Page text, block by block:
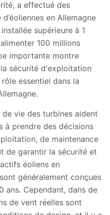
a effectué des
en Allemagne
supérieure à 1
100 millions
importante montre
sécurité d'exploitation
essentiel dans la
vie des turbines aident
à prendre des décisions
de maintenance
de garantir la sécurité et
éoliens en
généralement conçues
ans. Cependant, dans de
de vent réelles sont